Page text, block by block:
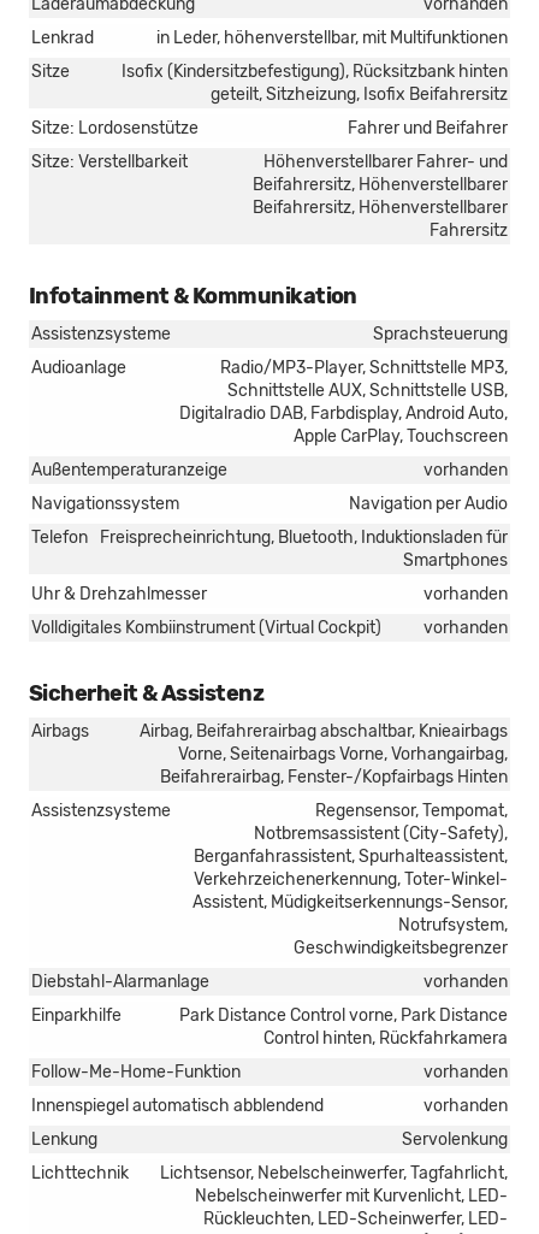
Laderaumabdeckung
vorhanden
Lenkrad
in Leder, höhenverstellbar, mit Multifunktionen
Sitze
Isofix (Kindersitzbefestigung), Rücksitzbank hinten
geteilt, Sitzheizung, Isofix Beifahrersitz
Sitze: Lordosenstütze
Fahrer und Beifahrer
Sitze: Verstellbarkeit
Höhenverstellbarer Fahrer- und
Beifahrersitz, Höhenverstellbarer
Beifahrersitz, Höhenverstellbarer
Fahrersitz
Infotainment & Kommunikation
Assistenzsysteme
Sprachsteuerung
Audioanlage
Radio/MP3-Player, Schnittstelle MP3,
Schnittstelle AUX, Schnittstelle USB,
Digitalradio DAB, Farbdisplay, Android Auto,
Apple CarPlay, Touchscreen
Außentemperaturanzeige
vorhanden
Navigationssystem
Navigation per Audio
Telefon
Freisprecheinrichtung, Bluetooth, Induktionsladen für
Smartphones
Uhr & Drehzahlmesser
vorhanden
Volldigitales Kombiinstrument (Virtual Cockpit)
vorhanden
Sicherheit & Assistenz
Airbags
Airbag, Beifahrerairbag abschaltbar, Knieairbags
Vorne, Seitenairbags Vorne, Vorhangairbag,
Beifahrerairbag, Fenster-/Kopfairbags Hinten
Assistenzsysteme
Regensensor, Tempomat,
Notbremsassistent (City-Safety),
Berganfahrassistent, Spurhalteassistent,
Verkehrzeichenerkennung, Toter-Winkel-
Assistent, Müdigkeitserkennungs-Sensor,
Notrufsystem,
Geschwindigkeitsbegrenzer
Diebstahl-Alarmanlage
vorhanden
Einparkhilfe
Park Distance Control vorne, Park Distance
Control hinten, Rückfahrkamera
Follow-Me-Home-Funktion
vorhanden
Innenspiegel automatisch abblendend
vorhanden
Lenkung
Servolenkung
Lichttechnik
Lichtsensor, Nebelscheinwerfer, Tagfahrlicht,
Nebelscheinwerfer mit Kurvenlicht, LED-
Rückleuchten, LED-Scheinwerfer, LED-